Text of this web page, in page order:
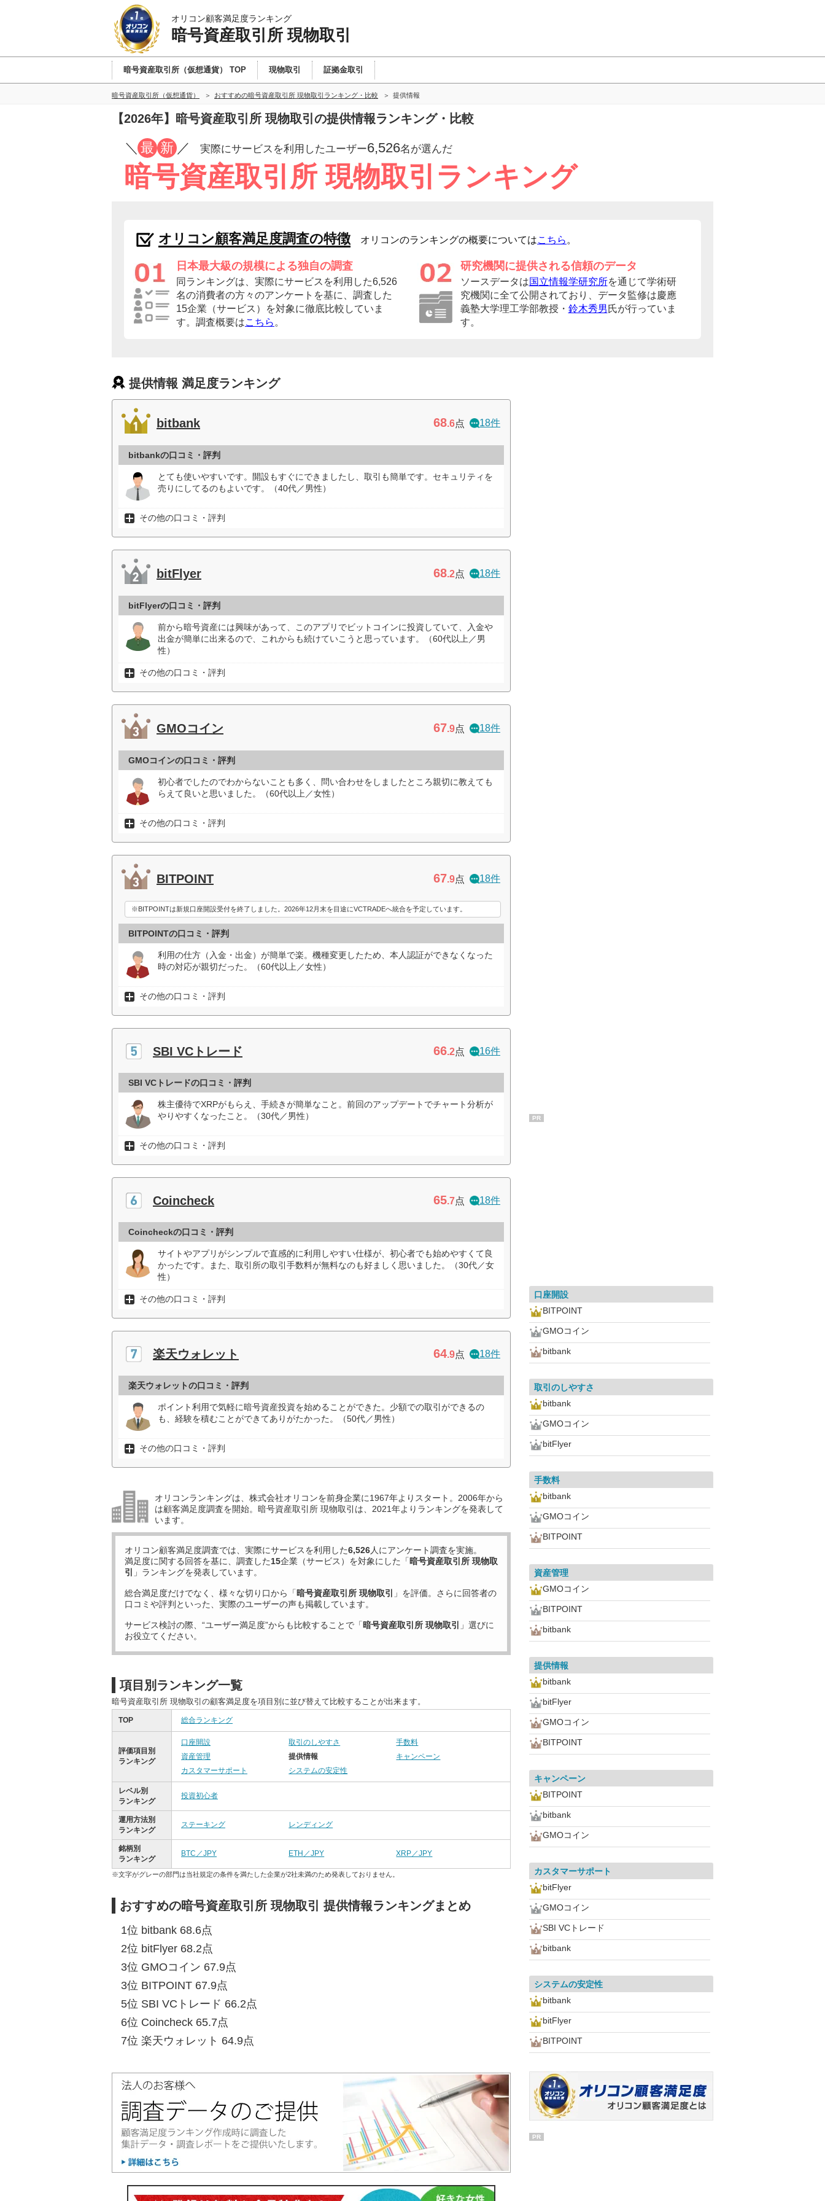
オリコン顧客満足度ランキング
暗号資産取引所 現物取引
暗号資産取引所（仮想通貨） TOP 現物取引 証拠金取引
暗号資産取引所（仮想通貨） おすすめの暗号資産取引所 現物取引ランキング・比較 提供情報
【2026年】暗号資産取引所 現物取引の提供情報ランキング・比較
／ 最 新 ／ 実際にサービスを利用したユーザー6,526名が選んだ
暗号資産取引所 現物取引ランキング
オリコン顧客満足度調査の特徴 オリコンのランキングの概要についてはこちら 。
日本最大級の規模による独自の調査
同ランキングは、実際にサービスを利用した6,526
名の消費者の方々のアンケートを基に、調査した
15企業（サービス）を対象に徹底比較していま
す。調査概要はこちら 。
研究機関に提供される信頼のデータ
ソースデータは国立情報学研究所を通じて学術研
究機関に全て公開されており、データ監修は慶應
義塾大学理工学部教授・ 鈴木秀男 氏が行っていま
す。
提供情報 満足度ランキング
bitbank 68.6点 18件
bitbankの口コミ・評判
とても使いやすいです。開設もすぐにできましたし、取引も簡単です。セキュリティを
売りにしてるのもよいです。（40代／男性）
その他の口コミ・評判
bitFlyer 68.2点 18件
bitFlyerの口コミ・評判
前から暗号資産には興味があって、このアプリでビットコインに投資していて、入金や
出金が簡単に出来るので、これからも続けていこうと思っています。（60代以上／男
性）
その他の口コミ・評判
GMOコイン 67.9点 18件
GMOコインの口コミ・評判
初心者でしたのでわからないことも多く、問い合わせをしましたところ親切に教えても
らえて良いと思いました。（60代以上／女性）
その他の口コミ・評判
BITPOINT 67.9点 18件
※BITPOINTは新規口座開設受付を終了しました。2026年12月末を目途にVCTRADEへ統合を予定しています。
BITPOINTの口コミ・評判
利用の仕方（入金・出金）が簡単で楽。機種変更したため、本人認証ができなくなった
時の対応が親切だった。（60代以上／女性）
その他の口コミ・評判
SBI VCトレード 66.2点 16件
SBI VCトレードの口コミ・評判
株主優待でXRPがもらえ、手続きが簡単なこと。前回のアップデートでチャート分析が
やりやすくなったこと。（30代／男性）
その他の口コミ・評判
Coincheck 65.7点 18件
Coincheckの口コミ・評判
サイトやアプリがシンプルで直感的に利用しやすい仕様が、初心者でも始めやすくて良
かったです。また、取引所の取引手数料が無料なのも好ましく思いました。（30代／女
性）
その他の口コミ・評判
楽天ウォレット 64.9点 18件
楽天ウォレットの口コミ・評判
ポイント利用で気軽に暗号資産投資を始めることができた。少額での取引ができるの
も、経験を積むことができてありがたかった。（50代／男性）
その他の口コミ・評判
オリコンランキングは、株式会社オリコンを前身企業に1967年よりスタート。2006年から
は顧客満足度調査を開始。暗号資産取引所 現物取引は、2021年よりランキングを発表して
います。
オリコン顧客満足度調査では、実際にサービスを利用した6,526人にアンケート調査を実施。
満足度に関する回答を基に、調査した15企業（サービス）を対象にした「暗号資産取引所 現物取
引
」ランキングを発表しています。
総合満足度だけでなく、様々な切り口から「暗号資産取引所 現物取引
」を評価。さらに回答者の
口コミや評判といった、実際のユーザーの声も掲載しています。
サービス検討の際、“ユーザー満足度”からも比較することで「暗号資産取引所 現物取引
」選びに
お役立てください。
項目別ランキング一覧
暗号資産取引所 現物取引の顧客満足度を項目別に並び替えて比較することが出来ます。
TOP 総合ランキング
評価項目別
ランキング
口座開設 取引のしやすさ
手数料
資産管理
提供情報
キャンペーン
カスタマーサポート
システムの安定性
レベル別
ランキング
投資初心者
運用方法別
ランキング
ステーキング レンディング
銘柄別
ランキング
BTC／JPY ETH／JPY XRP／JPY
※文字がグレーの部門は当社規定の条件を満たした企業が2社未満のため発表しておりません。
おすすめの暗号資産取引所 現物取引 提供情報ランキングまとめ
1位 bitbank 68.6点
2位 bitFlyer 68.2点
3位 GMOコイン 67.9点
3位 BITPOINT 67.9点
5位 SBI VCトレード 66.2点
6位 Coincheck 65.7点
7位 楽天ウォレット 64.9点
PR
口座開設
BITPOINT
GMOコイン
bitbank
取引のしやすさ
bitbank
GMOコイン
bitFlyer
手数料
bitbank
GMOコイン
BITPOINT
資産管理
GMOコイン
BITPOINT
bitbank
提供情報
bitbank
bitFlyer
GMOコイン
BITPOINT
キャンペーン
BITPOINT
bitbank
GMOコイン
カスタマーサポート
bitFlyer
GMOコイン
SBI VCトレード
bitbank
システムの安定性
bitbank
bitFlyer
BITPOINT
PR